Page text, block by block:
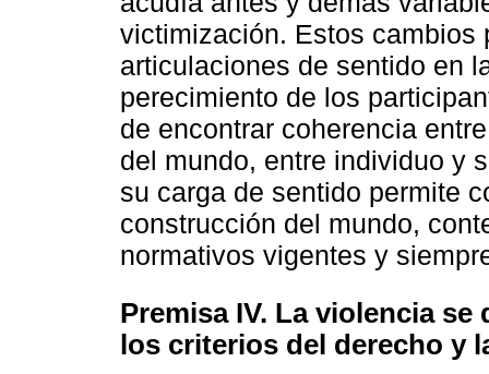
victimización. Estos cambios
articulaciones de sentido en
perecimiento de los
de encontrar coherencia
del mundo, entre individuo y
su carga de sentido permite
construcción del mundo,
normativos vigentes y
Premisa IV. La violencia
los criterios del derecho y